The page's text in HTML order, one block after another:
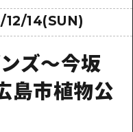
お知らせ
送サービス
ス
の皆さま
14(SUN)
ズ～今坂
島市植物公